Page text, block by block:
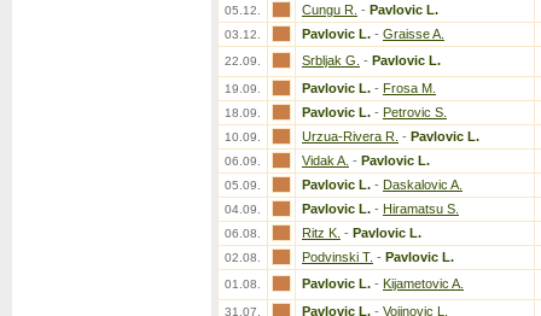
05.12. Cungu R. - Pavlovic L.
03.12. Pavlovic L. - Graisse A.
22.09. Srbljak G. - Pavlovic L.
19.09. Pavlovic L. - Frosa M.
18.09. Pavlovic L. - Petrovic S.
10.09. Urzua-Rivera R. - Pavlovic L.
06.09. Vidak A. - Pavlovic L.
05.09. Pavlovic L. - Daskalovic A.
04.09. Pavlovic L. - Hiramatsu S.
06.08. Ritz K. - Pavlovic L.
02.08. Podvinski T. - Pavlovic L.
01.08. Pavlovic L. - Kijametovic A.
31.07. Pavlovic L. - Vojinovic L.